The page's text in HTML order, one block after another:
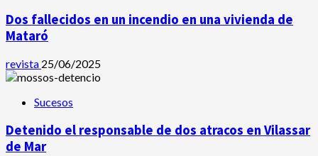
Dos fallecidos en un incendio en una vivienda de
Mataró
revista 25/06/2025
Sucesos
Detenido el responsable de dos atracos en Vilassar
de Mar